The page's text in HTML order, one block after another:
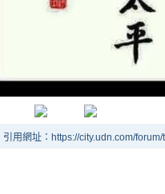
引用網址：https://city.udn.com/